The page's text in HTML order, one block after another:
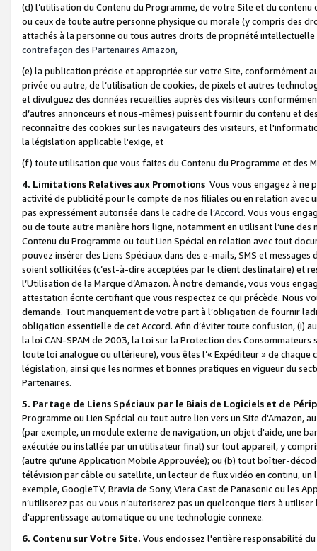
(d) l’utilisation du Contenu du Programme, de votre Site et du
ou ceux de toute autre personne physique ou morale (y compris des
attachés à la personne ou tous autres droits de propriété
contrefaçon des Partenaires Amazon,
(e) la publication précise et appropriée sur votre Site, conformément
privée ou autre, de l’utilisation de cookies, de pixels et autres
et divulguez des données recueillies auprès des visiteurs
d’autres annonceurs et nous-mêmes) puissent fournir du contenu et
reconnaître des cookies sur les navigateurs des visiteurs, et
la législation applicable l'exige, et
(f) toute utilisation que vous faites du Contenu du Programme et des
4. Limitations Relatives aux Promotions Vous vous engagez à ne
activité de publicité pour le compte de nos filiales ou en relation avec
pas expressément autorisée dans le cadre de l’Accord. Vous vous
ou de toute autre manière hors ligne, notamment en utilisant l’une
Contenu du Programme ou tout Lien Spécial en relation avec tout
pouvez insérer des Liens Spéciaux dans des e-mails, SMS et
soient sollicitées (c’est-à-dire acceptées par le client destinataire) et
l’Utilisation de la Marque d’Amazon. À notre demande, vous vous
attestation écrite certifiant que vous respectez ce qui précède. Nous
demande. Tout manquement de votre part à l’obligation de fournir
obligation essentielle de cet Accord. Afin d’éviter toute confusion, (i)
la loi CAN-SPAM de 2003, la Loi sur la Protection des
toute loi analogue ou ultérieure), vous êtes l’« Expéditeur » de
législation, ainsi que les normes et bonnes pratiques en vigueur du
Partenaires.
5. Partage de Liens Spéciaux par le Biais de Logiciels et de
Programme ou Lien Spécial ou tout autre lien vers un Site d'Amazon,
(par exemple, un module externe de navigation, un objet d'aide, une
exécutée ou installée par un utilisateur final) sur tout appareil, y
(autre qu'une Application Mobile Approuvée); ou (b) tout boîtier-
télévision par câble ou satellite, un lecteur de flux vidéo en continu,
exemple, GoogleTV, Bravia de Sony, Viera Cast de Panasonic ou les
n’utiliserez pas ou vous n’autoriserez pas un quelconque tiers à
d'apprentissage automatique ou une technologie connexe.
6. Contenu sur Votre Site. Vous endossez l'entière responsabilité